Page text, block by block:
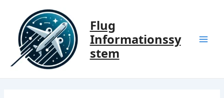
springen
Flug
Informationssy
stem